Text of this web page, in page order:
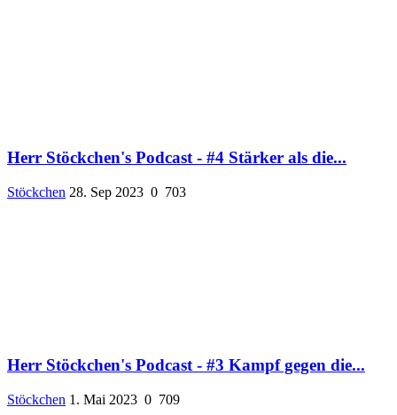
Herr Stöckchen's Podcast - #4 Stärker als die...
Stöckchen 28. Sep 2023 0 703
Herr Stöckchen's Podcast - #3 Kampf gegen die...
Stöckchen 1. Mai 2023 0 709